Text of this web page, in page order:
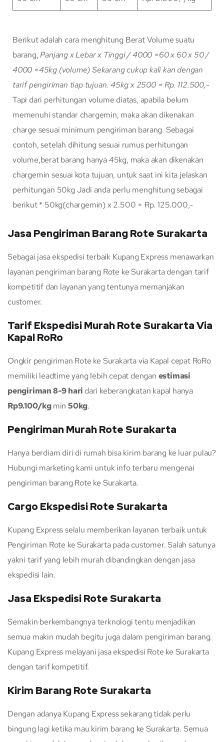
Berikut adalah cara menghitung Berat Volume suatu
barang,Panjang x Lebar x Tinggi / 4000 =60 x 60 x 50 /
4000 =45kg (volume)Sekarang cukup kali kan dengan
tarif pengiriman tiap tujuan. 45kg x 2500 = Rp. 112.500,-
Tapi dari perhitungan volume diatas, apabila belum
memenuhi standar chargemin, maka akan dikenakan
charge sesuai minimum pengiriman barang. Sebagai
contoh, setelah dihitung sesuai rumus perhitungan
volume,berat barang hanya 45kg, maka akan dikenakan
chargemin sesuai kota tujuan, untuk saat ini kita jelaskan
perhitungan 50kg Jadi anda perlu menghitung sebagai
berikut * 50kg(chargemin) x 2.500 = Rp. 125.000,-
Jasa Pengiriman Barang Rote Surakarta
Sebagai jasa ekspedisi terbaik Kupang Express menawarkan
layanan pengiriman barang Rote ke Surakarta dengan tarif
kompetitif dan layanan yang tentunya memanjakan
customer.
Tarif Ekspedisi Murah Rote Surakarta Via
Kapal RoRo
Ongkir pengiriman Rote ke Surakarta via Kapal cepat RoRo
memiliki leadtime yang lebih cepat dengan estimasi
pengiriman 8-9 hari dari keberangkatan kapal hanya
Rp9.100/kgmin50kg.
Pengiriman Murah Rote Surakarta
Hanya berdiam diri di rumah bisa kirim barang ke luar pulau?
Hubungi marketing kami untuk info terbaru mengenai
pengiriman barang Rote ke Surakarta.
Cargo Ekspedisi Rote Surakarta
Kupang Express selalu memberikan layanan terbaik untuk
Pengiriman Rote ke Surakarta pada customer. Salah satunya
yakni tarif yang lebih murah dibandingkan dengan jasa
ekspedisi lain.
Jasa Ekspedisi Rote Surakarta
Semakin berkembangnya terknologi tentu menjadikan
semua makin mudah begitu juga dalam pengiriman barang.
Kupang Express melayani jasa ekspedisi Rote ke Surakarta
dengan tarif kompetitif.
Kirim Barang Rote Surakarta
Dengan adanya Kupang Express sekarang tidak perlu
bingung lagi ketika mau kirim barang ke Surakarta. Semua